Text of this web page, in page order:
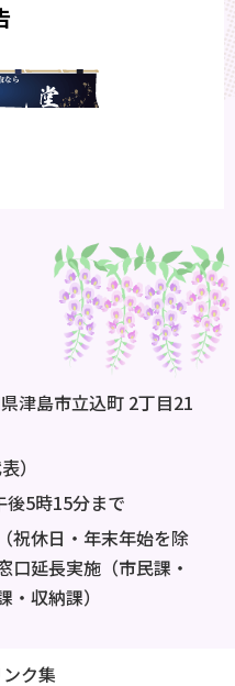
津島市立込町 2丁目21
）
後5時15分まで
祝休日・年末年始を除
口延長実施（市民課・
収納課）
ンク集